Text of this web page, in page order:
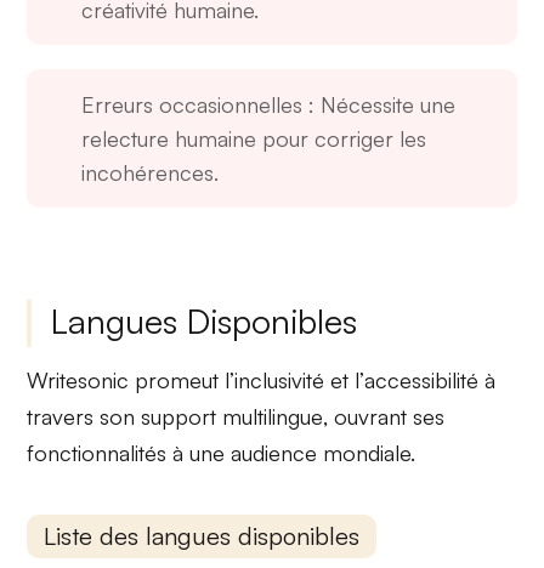
créativité humaine.
Erreurs occasionnelles : Nécessite une
relecture humaine pour corriger les
incohérences.
Langues Disponibles
Writesonic promeut l’inclusivité et l’accessibilité à
travers sonsupport multilingue, ouvrant ses
fonctionnalités à une audience mondiale.
Liste des langues disponibles